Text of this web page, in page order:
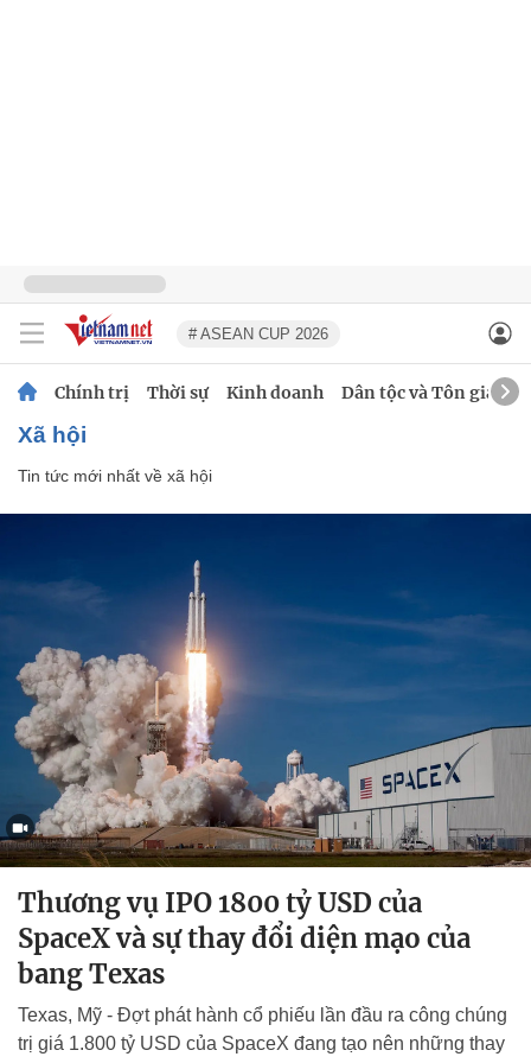
# ASEAN CUP 2026
Chính trị Thời sự Kinh doanh Dân tộc và Tôn giáo
xã hội
Tin tức mới nhất về xã hội
Thương vụ IPO 1800 tỷ USD của
SpaceX và sự thay đổi diện mạo của
bang Texas
Texas, Mỹ - Đợt phát hành cổ phiếu lần đầu ra công chúng
trị giá 1.800 tỷ USD của SpaceX đang tạo nên những thay